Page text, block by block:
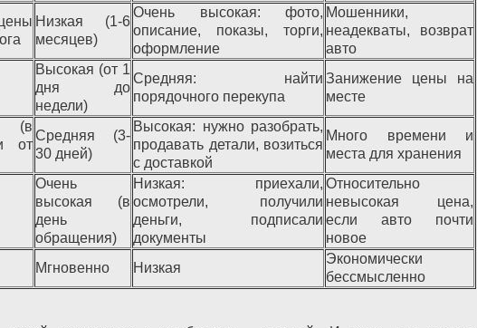
Низкая (1-6
месяцев)
Очень высокая: фото,
описание, показы, торги,
оформление
Мошенники,
неадекваты, возврат
авто
Высокая (от 1
дня до
недели)
Средняя: найти
порядочного перекупа
Занижение цены на
месте
(в
от
Средняя (3-
30 дней)
Высокая: нужно разобрать,
продавать детали, возиться
с доставкой
Много времени и
места для хранения
Очень
высокая (в
день
обращения)
Низкая: приехали,
осмотрели, получили
деньги, подписали
документы
Относительно
невысокая цена,
если авто почти
новое
Мгновенно Низкая
Экономически
бессмысленно